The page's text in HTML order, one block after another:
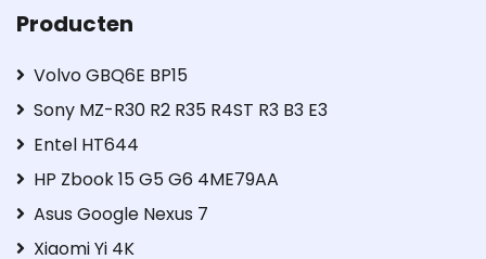
Producten
Volvo GBQ6E BP15
Sony MZ-R30 R2 R35 R4ST R3 B3 E3
Entel HT644
HP Zbook 15 G5 G6 4ME79AA
Asus Google Nexus 7
Xiaomi Yi 4K